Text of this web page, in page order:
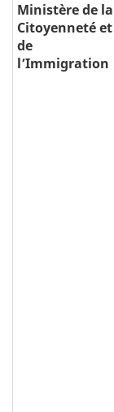
Ministère de la
Citoyenneté et
de
l’Immigration